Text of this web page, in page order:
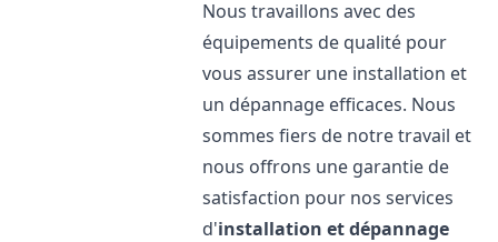
Nous travaillons avec des
équipements de qualité pour
vous assurer une installation et
un dépannage efficaces. Nous
sommes fiers de notre travail et
nous offrons une garantie de
satisfaction pour nos services
d'installation et dépannage